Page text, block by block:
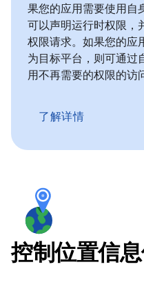
果您的应用需要使用自
可以声明运行时权限，
权限请求。如果您的应
为目标平台，则可通过
用不再需要的权限的访
了解详情
控制位置信